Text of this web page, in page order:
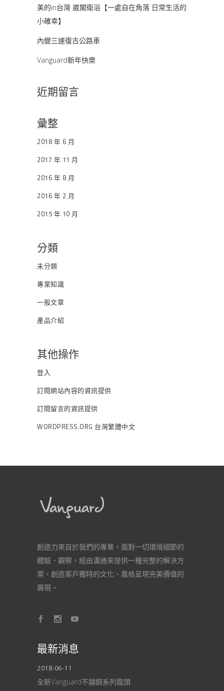
美的in台灣 崴閣衛浴【一處自在角落 日常生活的
小確幸】
內變三速復古公路車
Vanguard新年快樂
近期留言
彙整
2018 年 6 月
2017 年 11 月
2016 年 8 月
2016 年 2 月
2015 年 10 月
分類
未分類
專業知識
一般文章
產品介紹
其他操作
登入
訂閱網站內容的資訊提供
訂閱留言的資訊提供
WORDPRESS.ORG 台灣繁體中文
創造力來自於我們的專業，面對一切環境細節的
體驗、觀察，經由溝通來提供一種完整的解決方
案，創造客戶獨特的文化、風格呈現完美價值的
展現。
最新消息
2018-06-11
全新Vanguard不鏽鋼系列龍頭